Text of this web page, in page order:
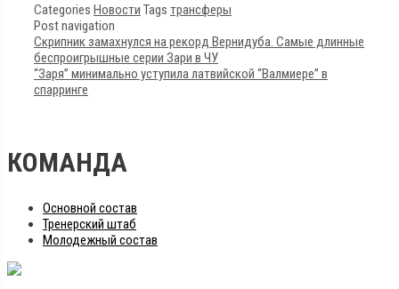
Categories Новости Tags трансферы
Post navigation
Скрипник замахнулся на рекорд Вернидуба. Самые длинные
беспроигрышные серии Зари в ЧУ
“Заря” минимально уступила латвийской “Валмиере” в
спарринге
КОМАНДА
Основной состав
Тренерский штаб
Молодежный состав